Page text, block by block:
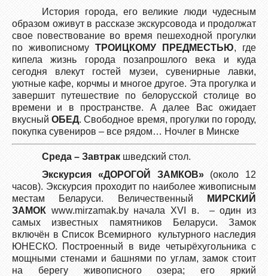
История города, его великие люди чудесным
образом оживут в рассказе экскурсовода и продолжат
свое повествование во время пешеходной прогулки
по живописному ТРОИЦКОМУ ПРЕДМЕСТЬЮ, где
кипела жизнь города позапрошлого века и куда
сегодня влекут гостей музеи, сувенирные лавки,
уютные кафе, корчмы и многое другое. Эта прогулка и
завершит путешествие по белорусской столице во
времени и в пространстве. А далее Вас ожидает
вкусныйОБЕД. Свободное время, прогулки по городу,
покупка сувениров – все рядом… Ночлег в Минске
Среда – Завтрак шведский стол.
Экскурсия «ДОРОГОЙ ЗАМКОВ»(около 12
часов). Экскурсия проходит по наиболее живописным
местам Беларуси. Величественный
МИРСКИЙ
ЗАМОК www.mirzamak.by начала XVI в. – один из
самых известных памятников Беларуси. Замок
включён в Список Всемирного культурного наследия
ЮНЕСКО. Построенный в виде четырёхугольника с
мощными стенами и башнями по углам, замок стоит
на берегу живописного озера; его яркий